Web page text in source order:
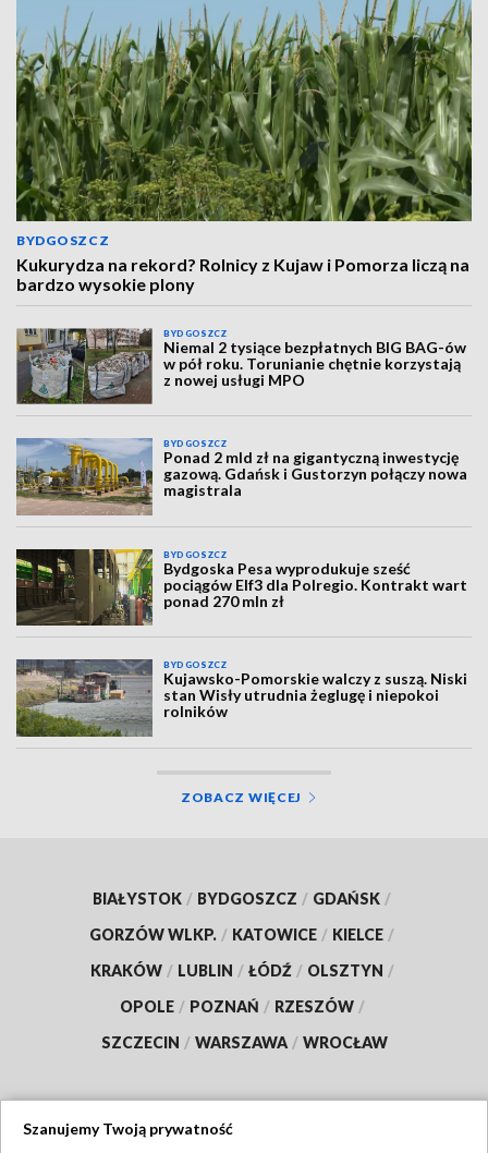
BYDGOSZCZ
Kukurydza na rekord? Rolnicy z Kujaw i Pomorza liczą na
bardzo wysokie plony
BYDGOSZCZ
Niemal 2 tysiące bezpłatnych BIG BAG-ów
w pół roku. Torunianie chętnie korzystają
z nowej usługi MPO
BYDGOSZCZ
Ponad 2 mld zł na gigantyczną inwestycję
gazową. Gdańsk i Gustorzyn połączy nowa
magistrala
BYDGOSZCZ
Bydgoska Pesa wyprodukuje sześć
pociągów Elf3 dla Polregio. Kontrakt wart
ponad 270 mln zł
BYDGOSZCZ
Kujawsko-Pomorskie walczy z suszą. Niski
stan Wisły utrudnia żeglugę i niepokoi
rolników
ZOBACZ WIĘCEJ
BIAŁYSTOK / BYDGOSZCZ / GDAŃSK /
GORZÓW WLKP. / KATOWICE / KIELCE /
KRAKÓW / LUBLIN / ŁÓDŹ / OLSZTYN /
OPOLE / POZNAŃ / RZESZÓW /
SZCZECIN / WARSZAWA / WROCŁAW
Szanujemy Twoją prywatność